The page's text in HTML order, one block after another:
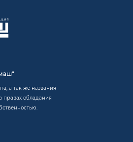
а так же названия
обладания